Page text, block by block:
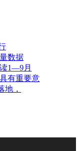
数据
1—9月
有重要意
地，